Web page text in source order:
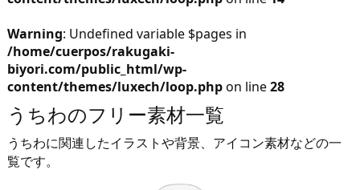
Warning: Undefined variable $pages in
/home/cuerpos/rakugaki-
biyori.com/public_html/wp-
content/themes/luxech/loop.phpon line28
うちわのフリー素材一覧
うちわに関連したイラストや背景、アイコン素材などの一
覧です。